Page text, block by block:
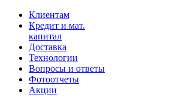
Клиентам
Кредит и мат.
капитал
Доставка
Технологии
Вопросы и ответы
Фотоотчеты
Акции